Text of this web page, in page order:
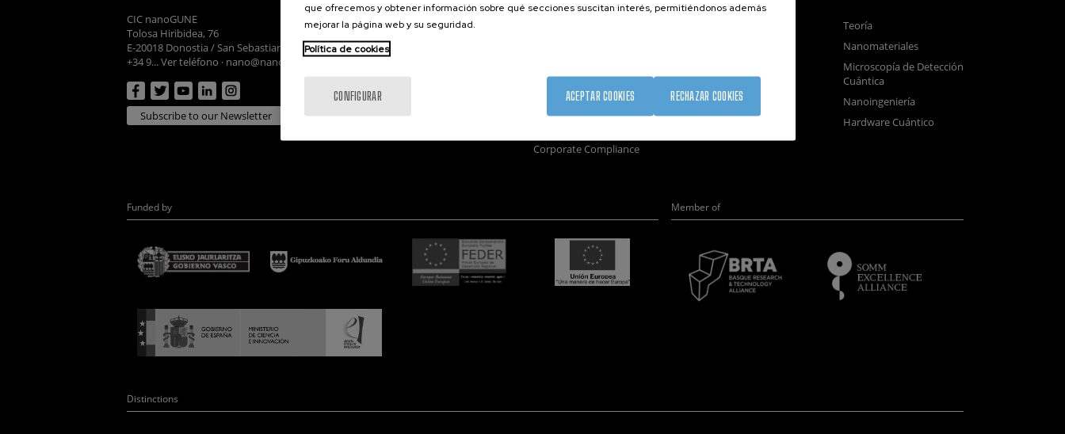
CIC nanoGUNE
Tolosa Hiribidea, 76
E-20018 Donostia / San Sebastian
+34 9... Ver teléfono · nano@nanogune.eu
Subscribe to our Newsletter
nanoGUNE
Corporate Compliance
Teoría
Nanomateriales
Microscopía de Detección
Cuántica
Nanoingeniería
Hardware Cuántico
Funded by Member of
Distinctions
que ofrecemos y obtener información sobre qué secciones suscitan interés, permitiéndonos además
mejorar la página web y su seguridad.
Política de cookies
CONFIGURAR RECHAZAR COOKIES
ACEPTAR COOKIES